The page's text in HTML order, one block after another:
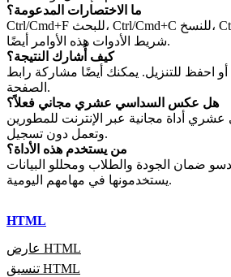
ما الاختصارات المدعومة؟
Ctrl/Cmd+F للبحث، Ctrl/Cmd+C للنسخ، Ctrl/Cmd+V للصق. يوفّر
شريط الأدوات هذه الأوامر أيضًا.
كيف أُشارك النتيجة؟
أو احفظ للتنزيل. يمكنك أيضًا مشاركة رابط
الصفحة.
هل عكس السداسي عشري مجاني فعلاً؟
أداة مجانية عبر الإنترنت للمطورين
وتعمل دون تسجيل.
من يستخدم هذه الأداة؟
ضمان الجودة والطلاب ومحللو البيانات
يستخدمونها في مهامهم اليومية.
HTML
عارض HTML
تنسيق HTML